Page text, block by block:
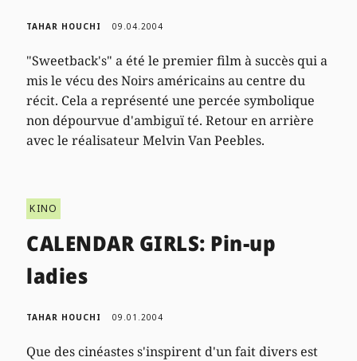
TAHAR HOUCHI 09.04.2004
"Sweetback's" a été le premier film à succès qui a
mis le vécu des Noirs américains au centre du
récit. Cela a représenté une percée symbolique
non dépourvue d'ambiguï té. Retour en arrière
avec le réalisateur Melvin Van Peebles.
KINO
CALENDAR GIRLS: Pin-up
ladies
TAHAR HOUCHI 09.01.2004
Que des cinéastes s'inspirent d'un fait divers est